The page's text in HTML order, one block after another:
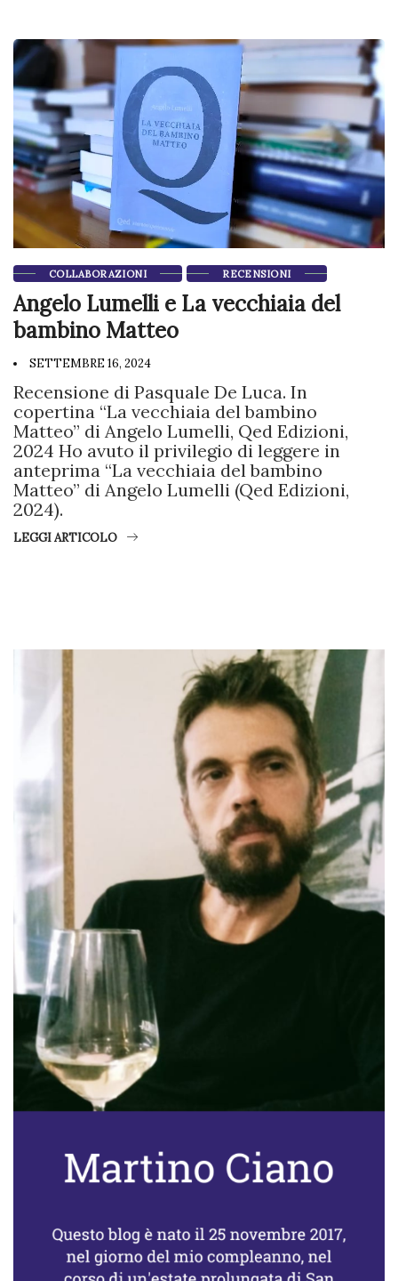
COLLABORAZIONI RECENSIONI
Angelo Lumelli e La vecchiaia del
bambino Matteo
SETTEMBRE 16, 2024
Recensione di Pasquale De Luca. In
copertina “La vecchiaia del bambino
Matteo” di Angelo Lumelli, Qed Edizioni,
2024 Ho avuto il privilegio di leggere in
anteprima “La vecchiaia del bambino
Matteo” di Angelo Lumelli (Qed Edizioni,
2024).
LEGGI ARTICOLO